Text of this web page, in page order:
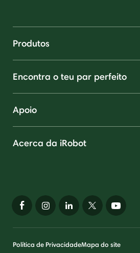
Produtos
Encontra o teu par perfeito
Apoio
Acerca da iRobot
Política de PrivacidadeMapa do site